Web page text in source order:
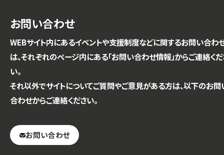
お問い合わせ
WEBサイト内にあるイベントや支援制度などに関するお問い合わ
は、それぞれのページ内にある「お問い合わせ情報」からご連絡く
い。
それ以外でサイトについてご質問やご意見がある方は、以下のお問
合わせからご連絡ください。
お問い合わせ